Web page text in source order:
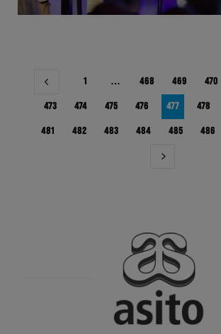
Berichtnavigatie
1 … 468 469 470
473 474 475 476 477 478
481 482 483 484 485 486